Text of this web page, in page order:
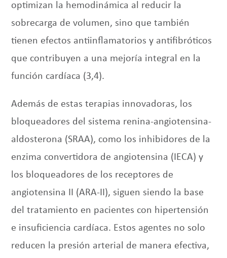
optimizan la hemodinámica al reducir la
sobrecarga de volumen, sino que también
tienen efectos antiinflamatorios y antifibróticos
que contribuyen a una mejoría integral en la
función cardíaca (3,4).
Además de estas terapias innovadoras, los
bloqueadores del sistema renina-angiotensina-
aldosterona (SRAA), como los inhibidores de la
enzima convertidora de angiotensina (IECA) y
los bloqueadores de los receptores de
angiotensina II (ARA-II), siguen siendo la base
del tratamiento en pacientes con hipertensión
e insuficiencia cardíaca. Estos agentes no solo
reducen la presión arterial de manera efectiva,